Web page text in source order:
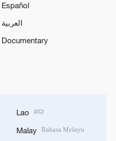
Español
العربية
Documentary
Lao ລາວ
Malay Bahasa Melayu